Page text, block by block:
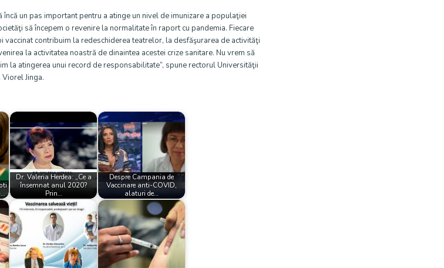
încă un pas important pentru a atinge un nivel de imunizare a populaţiei
să începem o revenire la normalitate în raport cu pandemia. Fiecare
vaccinat contribuim la redeschiderea teatrelor, la desfăşurarea de activităţi
la activitatea noastră de dinaintea acestei crize sanitare. Nu vrem să
la atingerea unui record de responsabilitate”, spune rectorul Universităţii
Jinga.
Dr. Valeria Herdea: „Ce a
însemnat anul 2020?
Prin…
Despre Campania de
Vaccinare anti-COVID,
alaturi de…